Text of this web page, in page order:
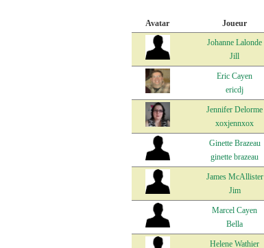
Avatar Joueur
Johanne Lalonde
Jill
Eric Cayen
ericdj
Jennifer Delorme
xoxjennxox
Ginette Brazeau
ginette brazeau
James McAllister
Jim
Marcel Cayen
Bella
Helene Wathier